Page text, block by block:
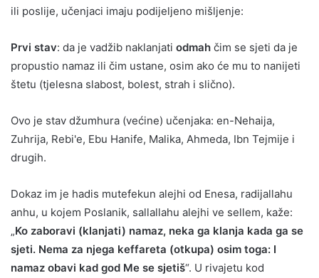
ili poslije, učenjaci imaju podijeljeno mišljenje:
Prvi stav: da je vadžib naklanjati odmah čim se sjeti da je
propustio namaz ili čim ustane, osim ako će mu to nanijeti
štetu (tjelesna slabost, bolest, strah i slično).
Ovo je stav džumhura (većine) učenjaka: en-Nehaija,
Zuhrija, Rebi'e, Ebu Hanife, Malika, Ahmeda, Ibn Tejmije i
drugih.
Dokaz im je hadis mutefekun alejhi od Enesa, radijallahu
anhu, u kojem Poslanik, sallallahu alejhi ve sellem, kaže:
„Ko zaboravi (klanjati) namaz, neka ga klanja kada ga se
sjeti. Nema za njega keffareta (otkupa) osim toga: I
namaz obavi kad god Me se sjetiš“. U rivajetu kod